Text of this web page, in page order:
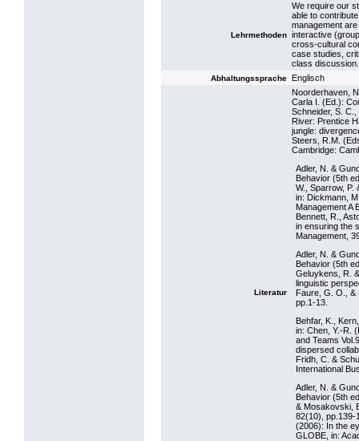
Lehrmethoden
We require our
able to
management
interactive
cross-cultural
case studies,
class discussion.
Abhaltungssprache Englisch
Literatur
Noorderhaven,
Carla I. (Ed.):
Schneider, S.
River: Prentice
jungle:
Steers, R.M.
Cambridge:
Adler, N. &
Behavior (5th
W., Sparrow, P.
in: Dickmann,
Management A
Bennett, R.,
in ensuring the
Management,
Adler, N. &
Behavior (5th
Geluykens, R.
linguistic
Faure, G. O., &
pp.1-13.
Behfar, K.,
in: Chen, Y.-R.
and Teams
dispersed
Fridh, C. &
International
Adler, N. &
Behavior (5th
& Mosakovski,
82(10), pp.139-
(2006): In the
GLOBE, in: